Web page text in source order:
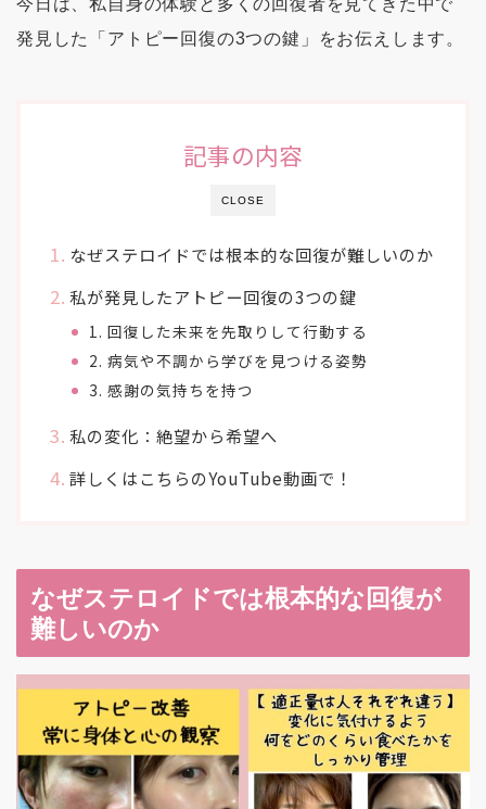
今日は、私自身の体験と多くの回復者を見てきた中で
発見した「アトピー回復の3つの鍵」をお伝えします。
CLOSE
記事の内容
なぜステロイドでは根本的な回復が難しいのか
私が発見したアトピー回復の3つの鍵
1. 回復した未来を先取りして行動する
2. 病気や不調から学びを見つける姿勢
3. 感謝の気持ちを持つ
私の変化：絶望から希望へ
詳しくはこちらのYouTube動画で！
なぜステロイドでは根本的な回復が
難しいのか